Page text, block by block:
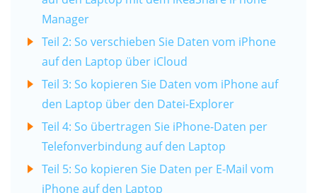
Manager
Teil 2: So verschieben Sie Daten vom iPhone
auf den Laptop über iCloud
Teil 3: So kopieren Sie Daten vom iPhone auf
den Laptop über den Datei-Explorer
Teil 4: So übertragen Sie iPhone-Daten per
Telefonverbindung auf den Laptop
Teil 5: So kopieren Sie Daten per E-Mail vom
iPhone auf den Laptop